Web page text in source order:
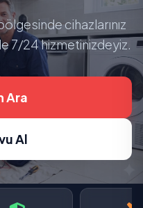
cihazlarınız
7/24 hizmetinizdeyiz.
Ara
Al